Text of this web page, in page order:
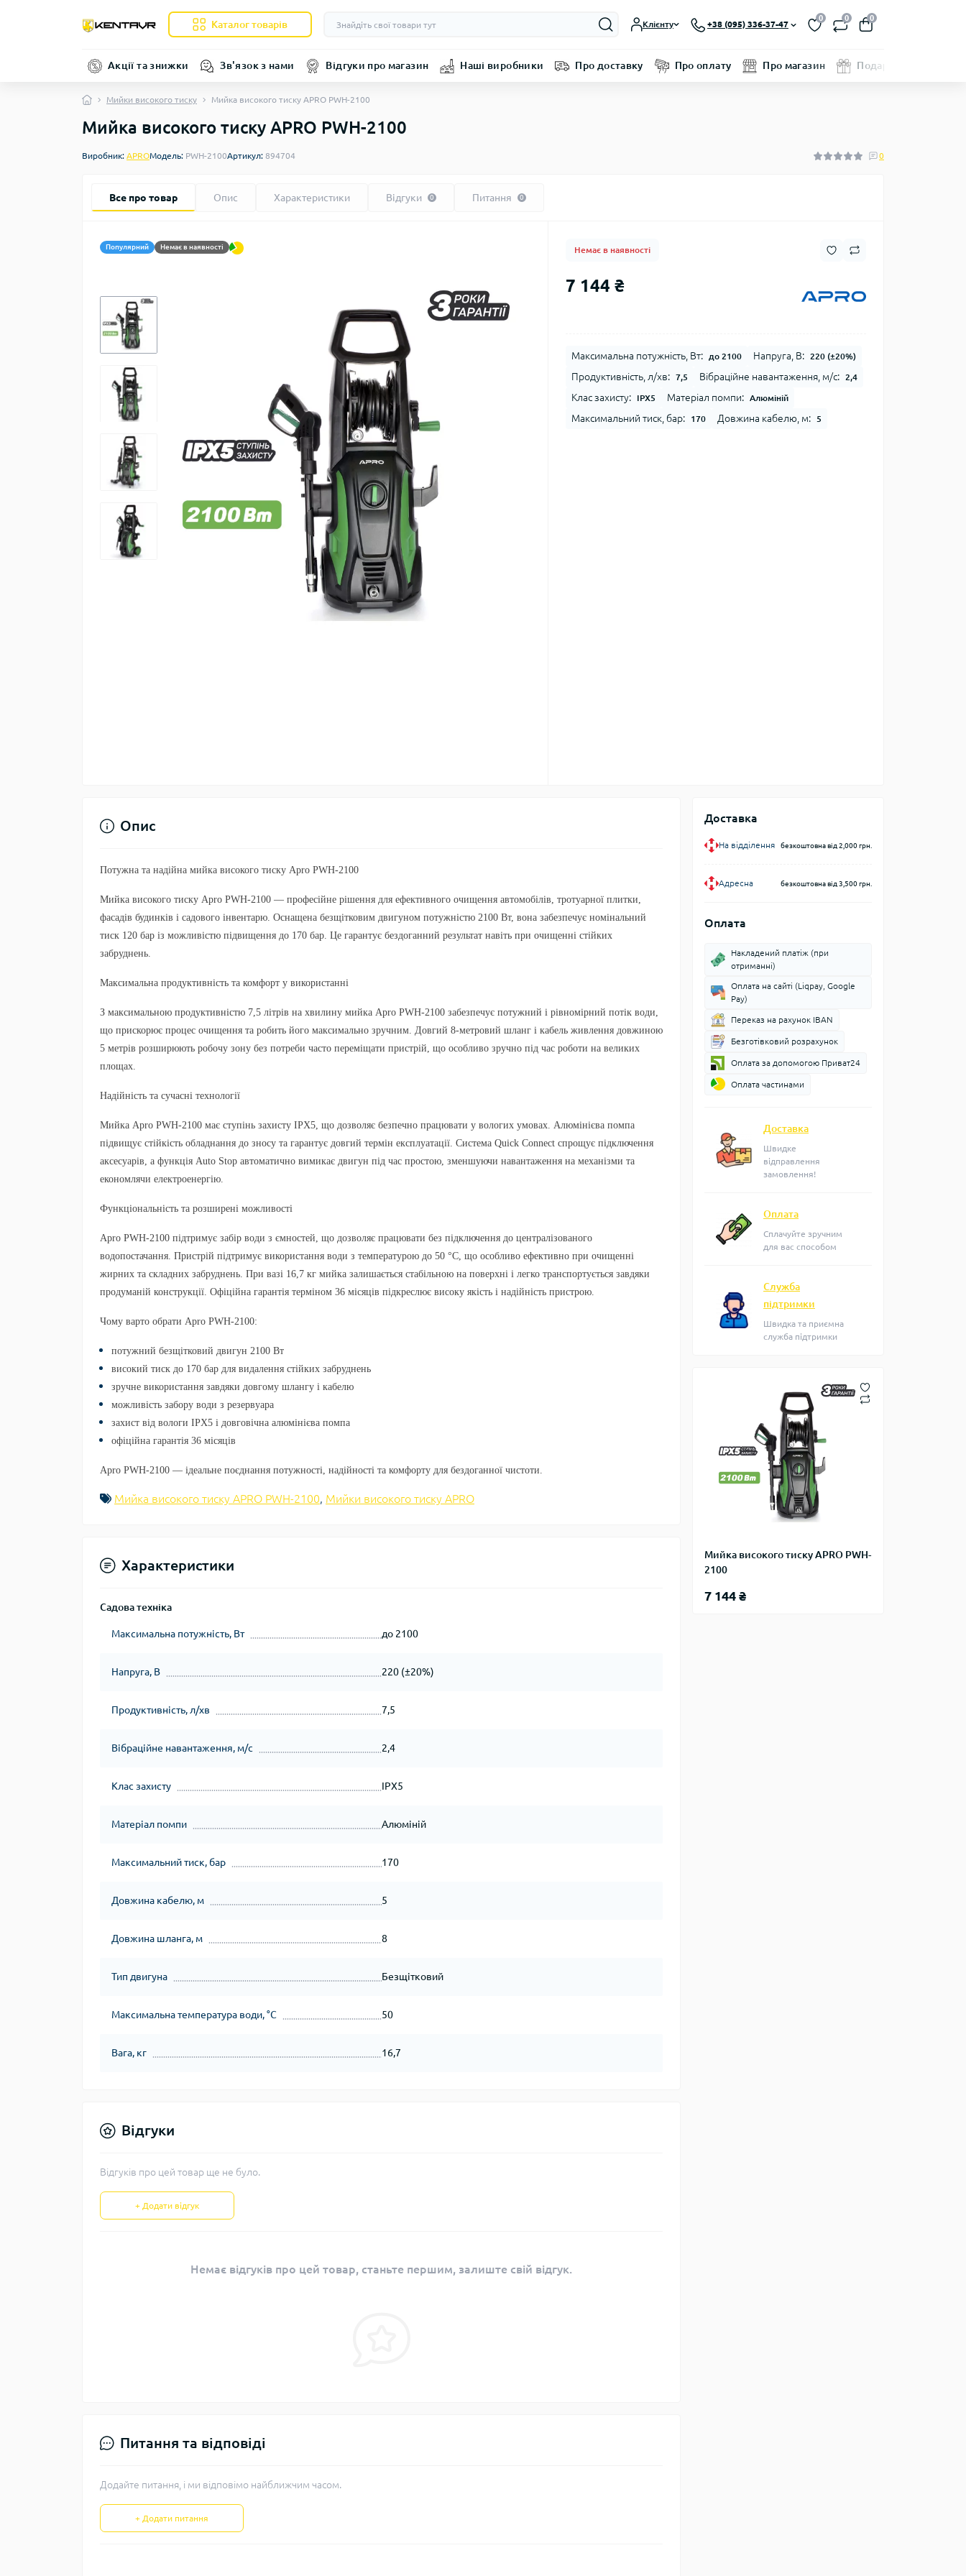
Каталог товарів Клієнту +38 (095) 336-37-47
0 0 0
Акції та знижки Зв'язок з нами Відгуки про магазин Наші виробники Про доставку Про оплату Про магазин Подарунковий
Мийки високого тиску Мийка високого тиску APRO PWH-2100
Мийка високого тиску APRO PWH-2100
Виробник: APROМодель: PWH-2100Артикул: 894704 0
Все про товар Опис Характеристики Відгуки 0 Питання 0
Популярний Немає в наявності Немає в наявності
7 144 ₴
Максимальна потужність, Вт: до 2100 Напруга, В: 220 (±20%)
Продуктивність, л/хв: 7,5 Вібраційне навантаження, м/с: 2,4
Клас захисту: IPX5 Матеріал помпи: Алюміній
Максимальний тиск, бар: 170 Довжина кабелю, м: 5
Доставка
На відділення безкоштовна від 2,000 грн.
Адресна безкоштовна від 3,500 грн.
Оплата
Накладений платіж (при
отриманні)
Оплата на сайті (Liqpay, Google
Pay)
Переказ на рахунок IBAN
Безготівковий розрахунок
Оплата за допомогою Приват24
Оплата частинами
Доставка
Швидке
відправлення
замовлення!
Оплата
Сплачуйте зручним
для вас способом
Служба
підтримки
Швидка та приємна
служба підтримки
Мийка високого тиску APRO PWH-
2100
7 144 ₴
Опис
Потужна та надійна мийка високого тиску Apro PWH-2100
Мийка високого тиску Apro PWH-2100 — професійне рішення для ефективного очищення автомобілів, тротуарної плитки,
фасадів будинків і садового інвентарю. Оснащена безщітковим двигуном потужністю 2100 Вт, вона забезпечує номінальний
тиск 120 бар із можливістю підвищення до 170 бар. Це гарантує бездоганний результат навіть при очищенні стійких
забруднень.
Максимальна продуктивність та комфорт у використанні
З максимальною продуктивністю 7,5 літрів на хвилину мийка Apro PWH-2100 забезпечує потужний і рівномірний потік води,
що прискорює процес очищення та робить його максимально зручним. Довгий 8-метровий шланг і кабель живлення довжиною
5 метрів розширюють робочу зону без потреби часто переміщати пристрій, що особливо зручно під час роботи на великих
площах.
Надійність та сучасні технології
Мийка Apro PWH-2100 має ступінь захисту IPX5, що дозволяє безпечно працювати у вологих умовах. Алюмінієва помпа
підвищує стійкість обладнання до зносу та гарантує довгий термін експлуатації. Система Quick Connect спрощує підключення
аксесуарів, а функція Auto Stop автоматично вимикає двигун під час простою, зменшуючи навантаження на механізми та
економлячи електроенергію.
Функціональність та розширені можливості
Apro PWH-2100 підтримує забір води з ємностей, що дозволяє працювати без підключення до централізованого
водопостачання. Пристрій підтримує використання води з температурою до 50 °C, що особливо ефективно при очищенні
жирних та складних забруднень. При вазі 16,7 кг мийка залишається стабільною на поверхні і легко транспортується завдяки
продуманій конструкції. Офіційна гарантія терміном 36 місяців підкреслює високу якість і надійність пристрою.
Чому варто обрати Apro PWH-2100:
потужний безщітковий двигун 2100 Вт
високий тиск до 170 бар для видалення стійких забруднень
зручне використання завдяки довгому шлангу і кабелю
можливість забору води з резервуара
захист від вологи IPX5 і довговічна алюмінієва помпа
офіційна гарантія 36 місяців
Apro PWH-2100 — ідеальне поєднання потужності, надійності та комфорту для бездоганної чистоти.
Мийка високого тиску APRO PWH-2100, Мийки високого тиску APRO
Характеристики
Садова техніка
Максимальна потужність, Вт до 2100
Напруга, В 220 (±20%)
Продуктивність, л/хв 7,5
Вібраційне навантаження, м/с 2,4
Клас захисту IPX5
Матеріал помпи Алюміній
Максимальний тиск, бар 170
Довжина кабелю, м 5
Довжина шланга, м 8
Тип двигуна Безщітковий
Максимальна температура води, °С 50
Вага, кг 16,7
Відгуки
Відгуків про цей товар ще не було.
+ Додати відгук
Немає відгуків про цей товар, станьте першим, залиште свій відгук.
Питання та відповіді
Додайте питання, і ми відповімо найближчим часом.
+ Додати питання